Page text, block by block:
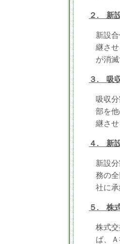
２. 新
新設
継さ
が消
３. 吸
吸収
部を
継さ
４. 新
新設
務の
社に
５. 株
株式
ば、